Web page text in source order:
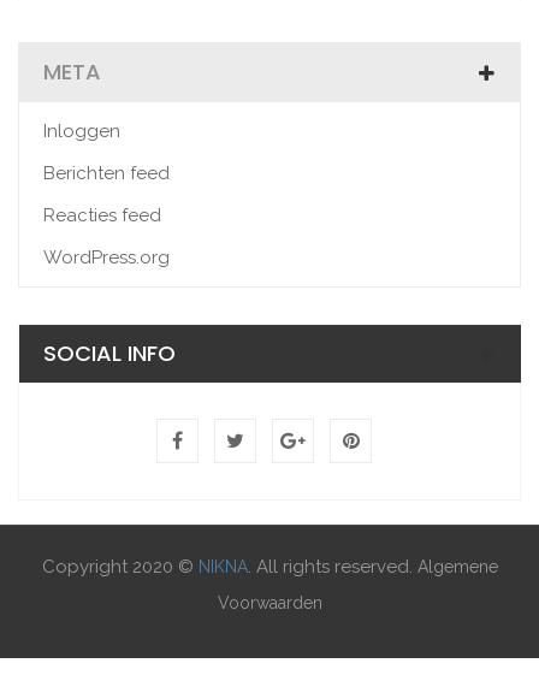
META
Inloggen
Berichten feed
Reacties feed
WordPress.org
SOCIAL INFO
Copyright 2020 © NIKNA. All rights reserved. Algemene
Voorwaarden